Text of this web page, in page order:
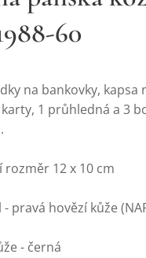
60
na bankovky, kapsa
1 průhledná a 3
rozměr 12 x 10 cm
pravá hovězí kůže
- černá